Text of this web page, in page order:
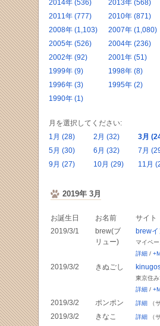
2014年 (536)
2013年 (568)
2011年 (777)
2010年 (871)
2008年 (1,103)
2007年 (1,080)
2005年 (526)
2004年 (236)
2002年 (92)
2001年 (51)
1999年 (9)
1998年 (8)
1996年 (3)
1995年 (2)
1990年 (1)
月を選択してください:
1月 (28)
2月 (32) 3月
5月 (30)
6月 (32) 7月
9月 (27)
10月 (29) 11月
2019年 3月
お誕生日 お名前
サイト
2019/3/1
brew(ブ
リュー)
brewイ
マイペ
詳細/
2019/3/2 きぬごし
東京住
詳細/
2019/3/2 ポンポン 詳細（サ
2019/3/2 きなこ 詳細（サ